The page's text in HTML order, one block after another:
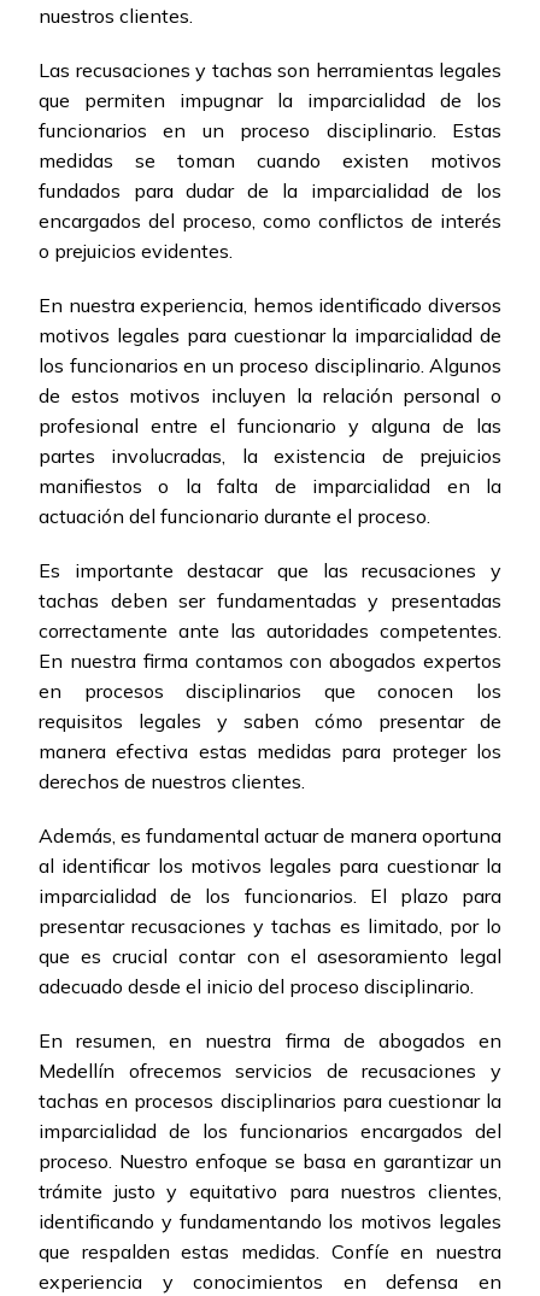
nuestros clientes.
Las recusaciones y tachas son herramientas legales
que permiten impugnar la imparcialidad de los
funcionarios en un proceso disciplinario. Estas
medidas se toman cuando existen motivos
fundados para dudar de la imparcialidad de los
encargados del proceso, como conflictos de interés
o prejuicios evidentes.
En nuestra experiencia, hemos identificado diversos
motivos legales para cuestionar la imparcialidad de
los funcionarios en un proceso disciplinario. Algunos
de estos motivos incluyen la relación personal o
profesional entre el funcionario y alguna de las
partes involucradas, la existencia de prejuicios
manifiestos o la falta de imparcialidad en la
actuación del funcionario durante el proceso.
Es importante destacar que las recusaciones y
tachas deben ser fundamentadas y presentadas
correctamente ante las autoridades competentes.
En nuestra firma contamos con abogados expertos
en procesos disciplinarios que conocen los
requisitos legales y saben cómo presentar de
manera efectiva estas medidas para proteger los
derechos de nuestros clientes.
Además, es fundamental actuar de manera oportuna
al identificar los motivos legales para cuestionar la
imparcialidad de los funcionarios. El plazo para
presentar recusaciones y tachas es limitado, por lo
que es crucial contar con el asesoramiento legal
adecuado desde el inicio del proceso disciplinario.
En resumen, en nuestra firma de abogados en
Medellín ofrecemos servicios de recusaciones y
tachas en procesos disciplinarios para cuestionar la
imparcialidad de los funcionarios encargados del
proceso. Nuestro enfoque se basa en garantizar un
trámite justo y equitativo para nuestros clientes,
identificando y fundamentando los motivos legales
que respalden estas medidas. Confíe en nuestra
experiencia y conocimientos en defensa en